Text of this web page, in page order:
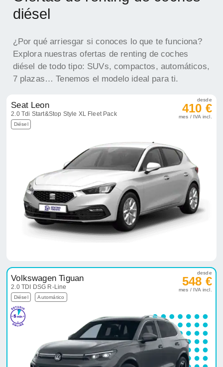
diésel
¿Por qué arriesgar si conoces lo que te funciona?
Explora nuestras ofertas de renting de coches
diésel de todo tipo: SUVs, compactos, automáticos,
7 plazas… Tenemos el modelo ideal para ti.
Seat Leon
2.0 Tdi Start&Stop Style XL Fleet Pack
Diésel
desde
410 €
mes / IVA incl.
Volkswagen Tiguan
2.0 TDI DSG R-Line
Diésel Automático
desde
548 €
mes / IVA incl.